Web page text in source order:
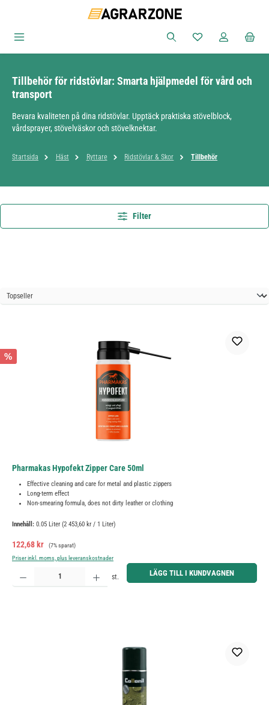
Du har 0 objekt i
Tillbehör för ridstövlar: Smarta hjälpmedel för vård och
transport
Bevara kvaliteten på dina ridstövlar. Upptäck praktiska stövelblock,
vårdsprayer, stövelväskor och stövelknektar.
Startsida Häst Ryttare Ridstövlar & Skor Tillbehör
Filter
%
Pharmakas Hypofekt Zipper Care 50ml
Effective cleaning and care for metal and plastic zippers
Long-term effect
Non-smearing formula, does not dirty leather or clothing
Innehåll: 0.05 Liter (2 453,60 kr / 1 Liter)
Försäljningspris:
122,68 kr Ordinarie pris:
(7% sparat)
Priser inkl. moms, plus leveranskostnader
Produktkvantitet: Ange önskat belopp eller använd knapparna för att öka eller minska kvantiteten.
st. LÄGG TILL I KUNDVAGNEN